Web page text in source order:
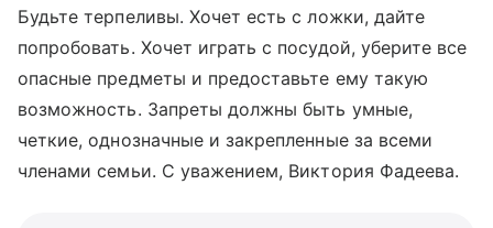
Будьте терпеливы. Хочет есть с ложки, дайте
попробовать. Хочет играть с посудой, уберите все
опасные предметы и предоставьте ему такую
возможность. Запреты должны быть умные,
четкие, однозначные и закрепленные за всеми
членами семьи. С уважением, Виктория Фадеева.